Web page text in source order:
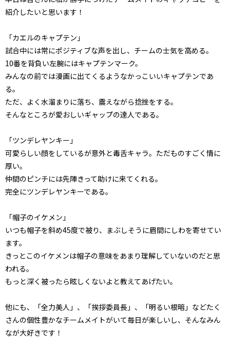
紹介したいと思います！
「カエルのキャプテン」
試合中には常にポジティブな声を出し、チームの士気を高める。
10番を背負い左腕にはキャプテンマーク。
みんなの前では漫画に出てくるようなかっこいいキャプテンであ
る。
ただ、よく水溜まりに落ち、震えながら捻挫をする。
そんなところが愛おしいギャップの達人である。
「ツンデレヤンキー」
可愛らしい顔をしているが意外と毒舌キャラ。ただものすごく情に
厚い。
仲間のピンチには先陣きって助けに来てくれる。
完全にツンデレヤンキーである。
「帽子のイケメン」
いつも帽子を斜め45度で被り、まぶしそうに眉間にしわを寄せてい
ます。
きっとこのイケメンは帽子の意味をあまり理解していないのだと思
われる。
もっと深く被ったら眩しくないよと教えてあげたい。
他にも、「全力美人」、「挨拶委員長」、「明るい根暗」などたく
さんの個性豊かなチームメイトがいて毎日が楽しいし、そんなみん
なが大好きです！